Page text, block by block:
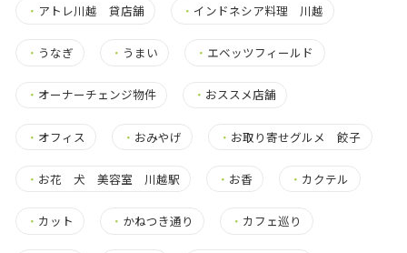
・ アトレ川越 貸店舗 ・ インドネシア料理 川越
・ うなぎ ・ うまい ・ エベッツフィールド
・ オーナーチェンジ物件 ・ おススメ店舗
・ オフィス ・ おみやげ ・ お取り寄せグルメ 餃子
・ お花 犬 美容室 川越駅 ・ お香 ・ カクテル
・ カット ・ かねつき通り ・ カフェ巡り